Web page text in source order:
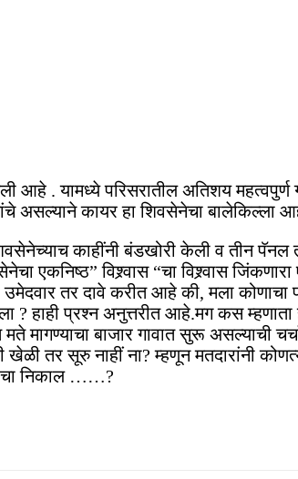
. यामध्ये परिसरातील अतिशय महत्वपुर्ण
असल्याने कायर हा शिवसेनेचा बालेकिल्ला
काहींनी बंडखोरी केली व तीन
एकनिष्ठ” विश्र्वास “चा विश्र्वास
तर दावे करीत आहे की, मला कोणाचा
प्रश्न अनुत्तरीत आहे.मग कस म्हणाता
मागण्याचा बाजार गावात सुरू असल्याची
तर सूरु नाहीं ना? म्हणून मतदारांनी
निकाल ……?